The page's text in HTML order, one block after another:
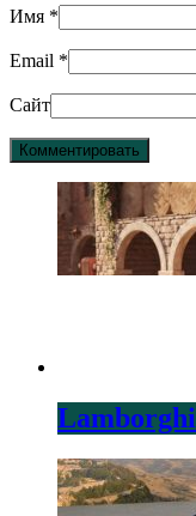
Имя *
Email *
Сайт